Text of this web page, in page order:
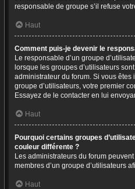
responsable de groupe s’il refuse
Haut
Comment puis-je devenir le
Le responsable d’un groupe
lorsque les groupes d’utilisateurs
administrateur du forum. Si vous êtes
groupe d’utilisateurs, votre premier
Essayez de le contacter en lui
Haut
Pourquoi certains groupes
couleur différente ?
Les administrateurs du forum
membres d’un groupe d’utilisateurs
Haut